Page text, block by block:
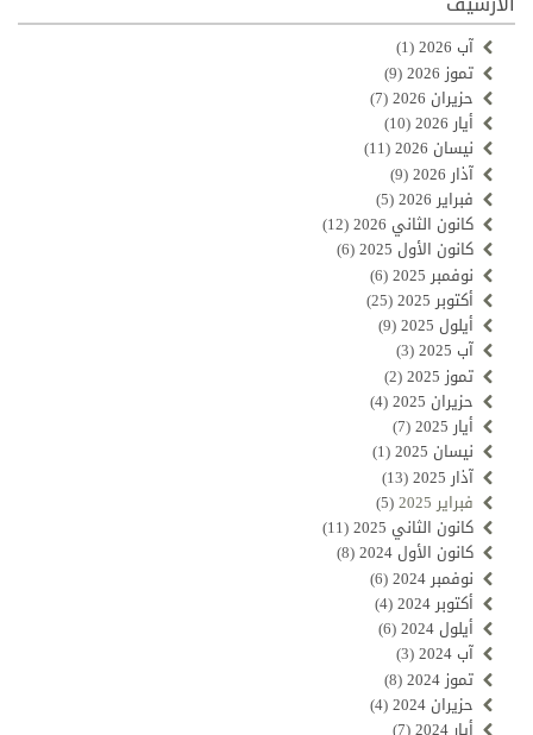
آب 2026
(1)
تموز 2026
(9)
حزيران 2026
(7)
أيار 2026
(10)
نيسان 2026
(11)
آذار 2026
(9)
فبراير 2026
(5)
كانون الثاني 2026
(12)
كانون الأول 2025
(6)
نوفمبر 2025
(6)
أكتوبر 2025
(25)
أيلول 2025
(9)
آب 2025
(3)
تموز 2025
(2)
حزيران 2025
(4)
أيار 2025
(7)
نيسان 2025
(1)
آذار 2025
(13)
فبراير 2025
(5)
كانون الثاني 2025
(11)
كانون الأول 2024
(8)
نوفمبر 2024
(6)
أكتوبر 2024
(4)
أيلول 2024
(6)
آب 2024
(3)
تموز 2024
(8)
حزيران 2024
(4)